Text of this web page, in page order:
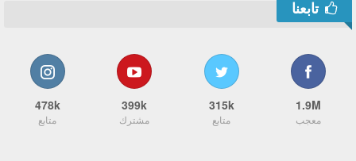
تابعنا
1.9M
معجب
315k
متابع
399k
مشترك
478k
متابع